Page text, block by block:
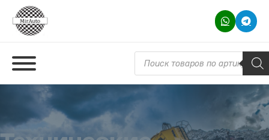
Поиск товаров